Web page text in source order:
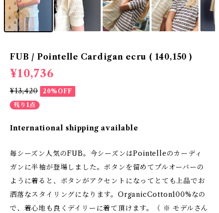
FUB / Pointelle Cardigan ecru ( 140,150 )
¥10,736
¥13,420
20%OFF
残り1点
International shipping available
毎シーズン人気のFUB。今シーズンはPointelleのカーディ
ガンに半袖が登場しました。ボタンを留めてプルオーバーの
ように着ると、ボタンがアクセントになってとても上品でお
洒落なスタイリングになります。OrganicCotton100%なの
で、着心地も良くデイリーに着て頂けます。（ ※ モデルさん